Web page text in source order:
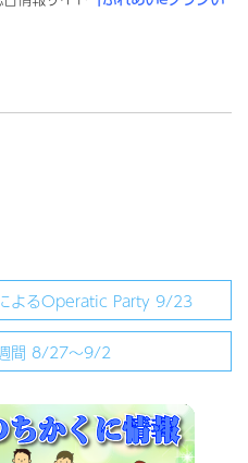
よるOperatic Party 9/23
週間 8/27～9/2